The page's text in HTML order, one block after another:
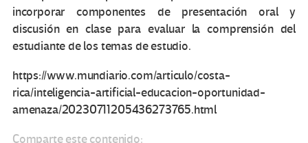
incorporar componentes de presentación oral y
discusión en clase para evaluar la comprensión del
estudiante de los temas de estudio.
https://www.mundiario.com/articulo/costa-
rica/inteligencia-artificial-educacion-oportunidad-
amenaza/20230711205436273765.html
Comparte este contenido: